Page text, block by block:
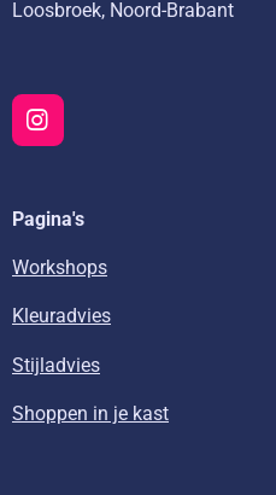
Loosbroek, Noord-Brabant
I
n
a
r
m
Pagina's
Workshops
Kleuradvies
Stijladvies
Shoppen in je kast